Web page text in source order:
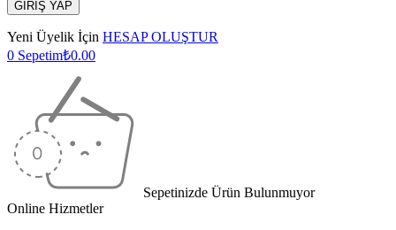
Yeni Üyelik İçin HESAP OLUŞTUR
0 Sepetim₺0.00
Sepetinizde Ürün Bulunmuyor
Online Hizmetler